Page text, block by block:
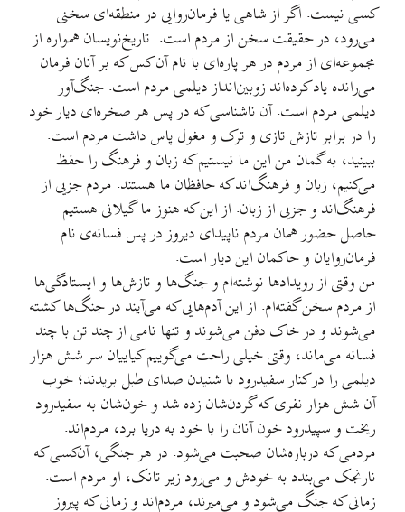
کسی نیست. اگر از شاهی یا فرمان‌روایی در منطقه‌ای سخنی
می‌رود، در حقیقت سخن از مردم است. تاریخ‌نویسان همواره از
مجموعه‌ای از مردم در هر پاره‌ای با نام آن کس که بر آنان فرمان
می‌رانده یاد کرده‌اند زوبین‌انداز دیلمی مردم است. جنگ‌آور
دیلمی مردم است. آن ناشناسی که در پس هر صخره‌ای دیار خود
را در برابر تازش تازی و ترک و مغول پاس داشت مردم است.
ببینید، به گمان من این ما نیستیم که زبان و فرهنگ را حفظ
می‌کنیم، زبان و فرهنگ‌اند که حافظان ما هستند. مردم جزیی از
فرهنگ‌اند و جزیی از زبان. از این که هنوز ما گیلانی هستیم
حاصل حضور همان مردم ناپیدای دیروز در پس فسانه‌ی نام
فرمان‌روایان و حاکمان این دیار است.
من وقتی از رویدادها نوشته‌ام و جنگ‌ها و تازش‌ها و ایستادگی‌ها
از مردم سخن گفته‌ام. از این آدم‌هایی که می‌آیند در جنگ‌ها کشته
می‌شوند و در خاک دفن می‌شوند و تنها نامی از چند تن با چند
فسانه می‌ماند، وقتی خیلی راحت می‌گوییم کیاییان سر شش هزار
دیلمی را در کنار سفیدرود با شنیدن صدای طبل بریدند؛ خوب
آن شش هزار نفری که گردن‌شان زده شد و خون‌شان به سفیدرود
ریخت و سپیدرود خون آنان را با خود به دریا برد، مردم‌اند.
مردمی که درباره‌شان صحبت می‌شود. در هر جنگی، آن‌کسی که
نارنجک می‌بندد به خودش و می‌رود زیر تانک، او مردم است.
زمانی که جنگ می‌شود و می‌میرند، مردم‌اند و زمانی که پیروز